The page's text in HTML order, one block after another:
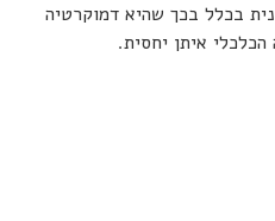
בכלל בכך שהיא דמוקרטיה
איתן יחסית.